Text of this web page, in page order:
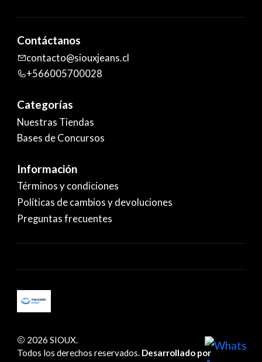
Contáctanos
contacto@siouxjeans.cl
+566005700028
Categorías
Nuestras Tiendas
Bases de Concursos
Información
Términos y condiciones
Políticas de cambios y devoluciones
Preguntas frecuentes
2026 SIOUX.
Todos los derechos reservados. Desarrollado por